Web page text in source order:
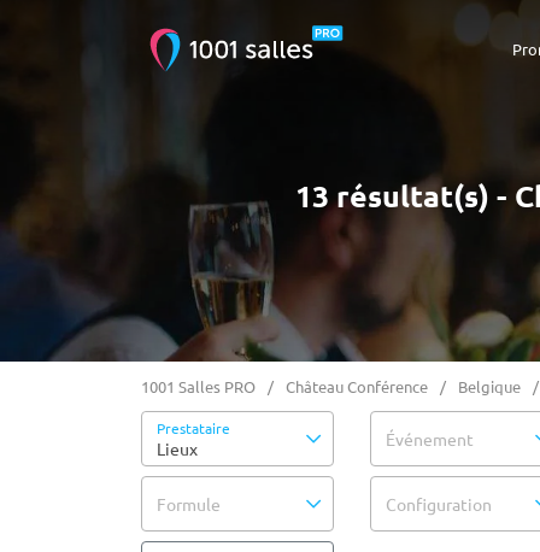
13 résultat(s) -
1001 Salles PRO Château Conférence Belgique
Prestataire
Lieux Événement
Formule Configuration